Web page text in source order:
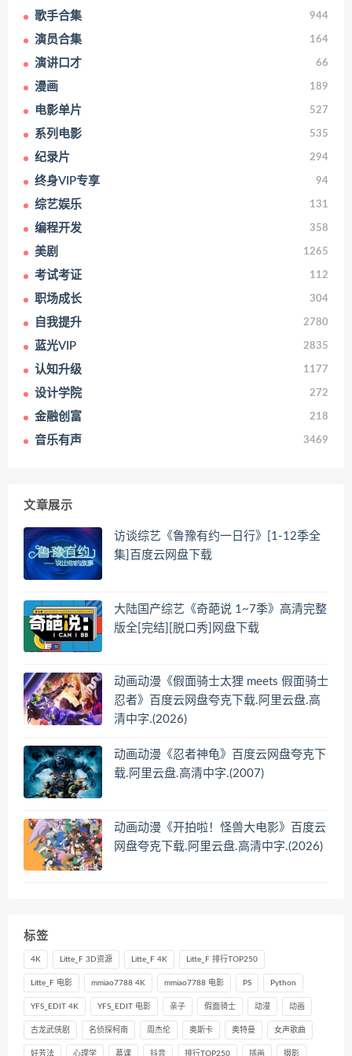
歌手合集 944
演员合集 164
演讲口才 66
漫画 189
电影单片 527
系列电影 535
纪录片 294
终身VIP专享 94
综艺娱乐 131
编程开发 358
美剧 1265
考试考证 112
职场成长 304
自我提升 2780
蓝光VIP 2835
认知升级 1177
设计学院 272
金融创富 218
音乐有声 3469
文章展示
访谈综艺《鲁豫有约一日行》[1-12季全
集]百度云网盘下载
大陆国产综艺《奇葩说 1~7季》高清完整
版全[完结][脱口秀]网盘下载
动画动漫《假面骑士太狸 meets 假面骑士
忍者》百度云网盘夸克下载.阿里云盘.高
清中字.(2026)
动画动漫《忍者神龟》百度云网盘夸克下
载.阿里云盘.高清中字.(2007)
动画动漫《开拍啦！怪兽大电影》百度云
网盘夸克下载.阿里云盘.高清中字.(2026)
标签
4K Litte_F 3D资源 Litte_F 4K Litte_F 排行TOP250
Litte_F 电影 mmiao7788 4K mmiao7788 电影 PS Python
YFS_EDIT 4K YFS_EDIT 电影 亲子 假面骑士 动漫 动画
古龙武侠剧 名侦探柯南 周杰伦 奥斯卡 奥特曼 女声歌曲
好芳法 心理学 慕课 抖音 排行TOP250 插画 摄影